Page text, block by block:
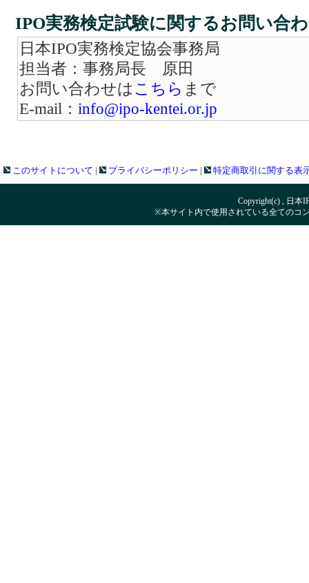
IPO実務検定試験に関するお問い合
日本IPO実務検定協会事務局
担当者：事務局長 原田
お問い合わせはこちら まで
E-mail： info@ipo-kentei.or.jp
このサイトについて プライバシーポリシー 特定商取引に関する表
Copyright(c) , 日本
※本サイト内で使用されている全てのコ